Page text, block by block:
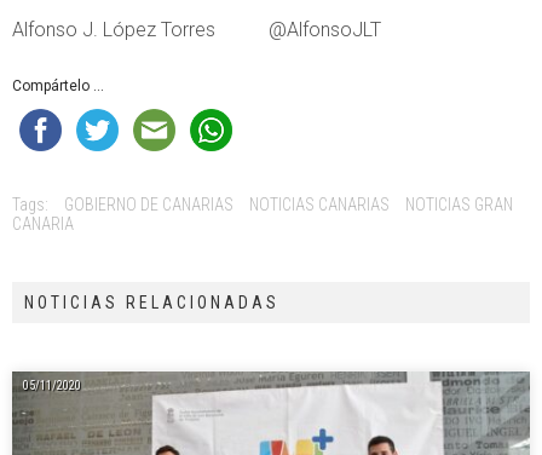
Alfonso J. López Torres @AlfonsoJLT
Compártelo ...
Tags: GOBIERNO DE CANARIAS NOTICIAS CANARIAS
NOTICIAS GRAN
CANARIA
NOTICIAS RELACIONADAS
05/11/2020